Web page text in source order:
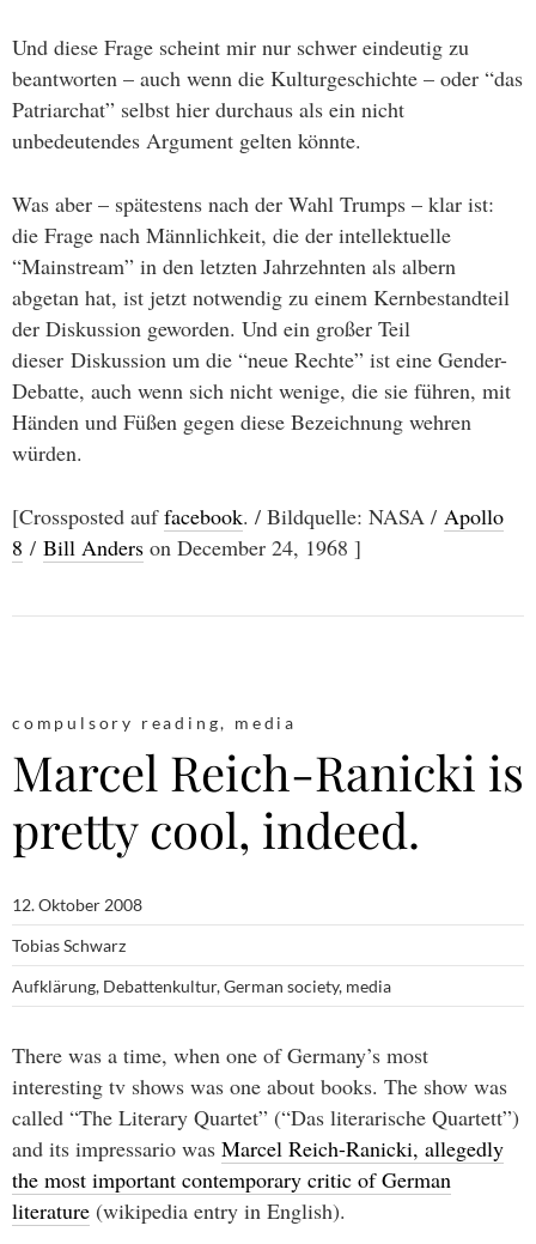
Und diese Frage scheint mir nur schwer eindeutig zu
beantworten – auch wenn die Kulturgeschichte – oder “das
Patriarchat” selbst hier durchaus als ein nicht
unbedeutendes Argument gelten könnte.
Was aber – spätestens nach der Wahl Trumps – klar ist:
die Frage nach Männlichkeit, die der intellektuelle
“Mainstream” in den letzten Jahrzehnten als albern
abgetan hat, ist jetzt notwendig zu einem Kernbestandteil
der Diskussion geworden. Und ein großer Teil
dieser Diskussion um die “neue Rechte” ist eine Gender-
Debatte, auch wenn sich nicht wenige, die sie führen, mit
Händen und Füßen gegen diese Bezeichnung wehren
würden.
[Crossposted auffacebook. / Bildquelle: NASA / Apollo
8 / Bill Anders on December 24, 1968 ]
compulsory reading, media
Marcel Reich-Ranicki is
pretty cool, indeed.
12. Oktober 2008
Tobias Schwarz
Aufklärung, Debattenkultur,German society, media
There was a time, when one of Germany’s most
interesting tv shows was one about books. The show was
called “The Literary Quartet” (“Das literarische Quartett”)
and its impressario was Marcel Reich-Ranicki, allegedly
the most important contemporary critic of German
literature (wikipedia entry in English).